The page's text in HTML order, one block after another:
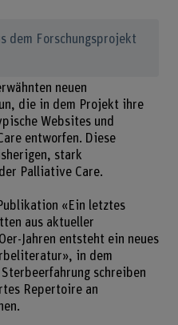
dem Forschungsprojekt
neuen
die in dem Projekt ihre
Websites und
entworfen. Diese
stark
Palliative Care.
«Ein letztes
aus aktueller
Jahren entsteht ein neues
in dem
schreiben
Repertoire an